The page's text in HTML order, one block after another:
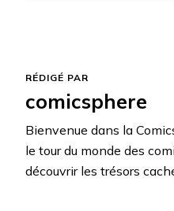
RÉDIGÉ PAR
comicsphere
Bienvenue dans la
le tour du monde des
découvrir les trésors